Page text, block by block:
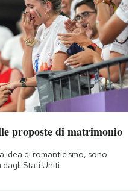
proposte di matrimonio
idea di romanticismo, sono
Stati Uniti